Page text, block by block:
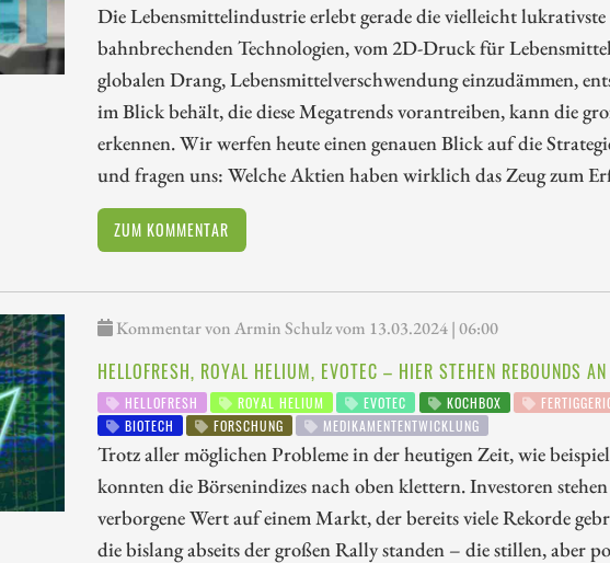
Die Lebensmittelindustrie erlebt gerade die vielleicht
bahnbrechenden Technologien, vom 2D-Druck für
globalen Drang, Lebensmittelverschwendung einzudämmen,
im Blick behält, die diese Megatrends vorantreiben, kann die
erkennen. Wir werfen heute einen genauen Blick auf die
und fragen uns: Welche Aktien haben wirklich das Zeug zum
ZUM KOMMENTAR
Kommentar von Armin Schulz vom 13.03.2024 | 06:00
HELLOFRESH, ROYAL HELIUM, EVOTEC – HIER STEHEN REBOUNDS AN
HELLOFRESH ROYAL HELIUM EVOTEC KOCHBOX
BIOTECH
FORSCHUNG MEDIKAMENTENTWICKLUNG
Trotz aller möglichen Probleme in der heutigen Zeit, wie
konnten die Börsenindizes nach oben klettern. Investoren
verborgene Wert auf einem Markt, der bereits viele Rekorde
die bislang abseits der großen Rally standen – die stillen, aber